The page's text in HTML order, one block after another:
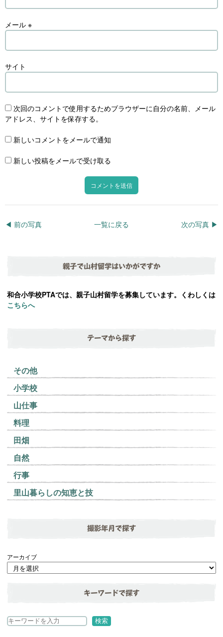
メール ※
サイト
次回のコメントで使用するためブラウザーに自分の名前、メール
アドレス、サイトを保存する。
新しいコメントをメールで通知
新しい投稿をメールで受け取る
◀︎ 前の写真 次の写真 ▶︎
一覧に戻る
親子で山村留学はいかがですか
和合小学校PTAでは、親子山村留学を募集しています。くわしくは
こちらへ
テーマから探す
その他
小学校
山仕事
料理
田畑
自然
行事
里山暮らしの知恵と技
撮影年月で探す
アーカイブ
キーワードで探す
検
検索